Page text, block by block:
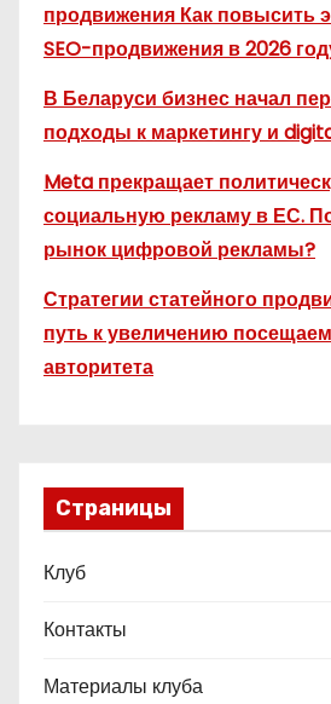
продвижения Как повысить
SEO-продвижения в 2026
В Беларуси бизнес начал
подходы к маркетингу и
Meta прекращает
социальную рекламу в ЕС.
рынок цифровой рекламы?
Стратегии статейного
путь к увеличению
авторитета
Страницы
Клуб
Контакты
Материалы клуба